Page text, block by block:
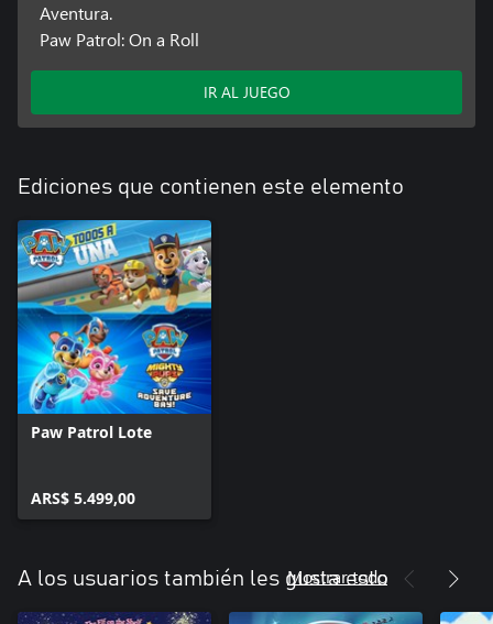
Aventura.
Paw Patrol: On a Roll
IR AL JUEGO
Ediciones que contienen este elemento
Paw Patrol Lote
ARS$ 5.499,00
A los usuarios también les gusta esto
Mostrar todo